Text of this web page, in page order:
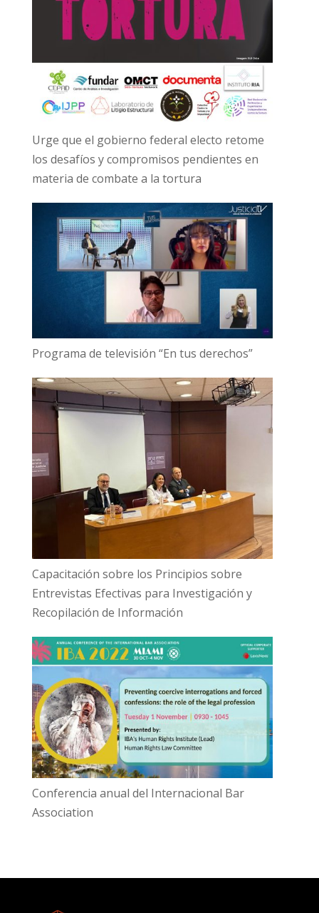
Urge que el gobierno federal electo retome
los desafíos y compromisos pendientes en
materia de combate a la tortura
Programa de televisión “En tus derechos”
Capacitación sobre los Principios sobre
Entrevistas Efectivas para Investigación y
Recopilación de Información
Conferencia anual del Internacional Bar
Association